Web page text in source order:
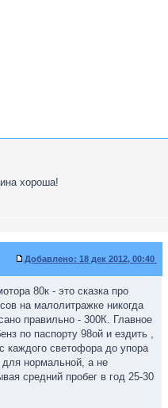
общие
хороша!
Добавлено: 18 дек 2012, 00:40
80к - это сказка про
на малолитражке никогда
правильно - 300К. Главное
по паспорту 98ой и ездить ,
каждого светофора до упора
для нормальной, а не
средний пробег в год 25-30